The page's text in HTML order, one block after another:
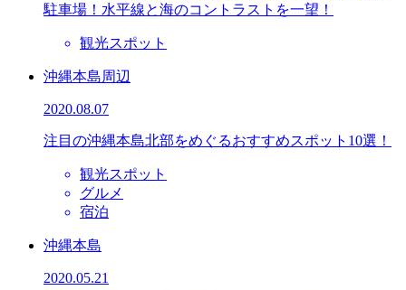
駐車場！水平線と海のコントラストを一望！
観光スポット
沖縄本島周辺
2020.08.07
注目の沖縄本島北部をめぐるおすすめスポット10選！
観光スポット
グルメ
宿泊
沖縄本島
2020.05.21